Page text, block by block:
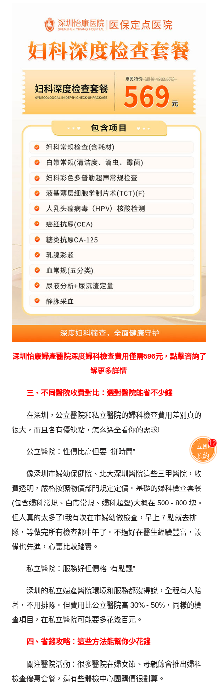
深圳怡康婦產醫院深度婦科檢查費用僅需596元，點擊咨詢了
解更多詳情
三、不同醫院收費對比：選對醫院能省不少錢
在深圳，公立醫院和私立醫院的婦科檢查費用差別真的
很大，而且各有優缺點，怎么選全看你的需求!
公立醫院：性價比高但要 “拼時間”
像深圳市婦幼保健院、北大深圳醫院這些三甲醫院，收
費透明，嚴格按照物價部門規定定價。基礎的婦科檢查套餐
(包含婦科常規、白帶常規、婦科超聲)大概在 500 - 800 塊。
但人真的太多了!我有次在市婦幼做檢查，早上 7 點就去排
隊，等做完所有檢查都中午了。不過好在醫生經驗豐富，設
備也先進，心裏比較踏實。
私立醫院：服務好但價格 “有點飄”
深圳的私立婦產醫院環境和服務都沒得說，全程有人陪
著，不用排隊。但費用比公立醫院高 30% - 50%，同樣的檢
查項目，在私立醫院可能要多花幾百元。
四、省錢攻略：這些方法能幫你少花錢
關注醫院活動：很多醫院在婦女節、母親節會推出婦科
檢查優惠套餐，還有些體檢中心團購價很劃算。
立即
預約
12